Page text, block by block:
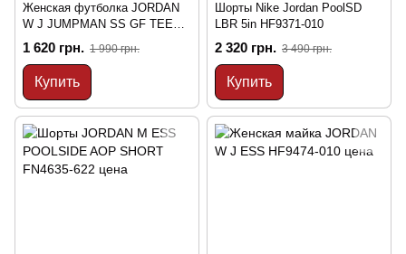
Женская футболка JORDAN
W J JUMPMAN SS GF TEE
LBR 2 IR0389-100
1 620 грн. 1 990 грн.
Купить
Шорты Nike Jordan PoolSD
LBR 5in HF9371-010
2 320 грн. 3 490 грн.
Купить